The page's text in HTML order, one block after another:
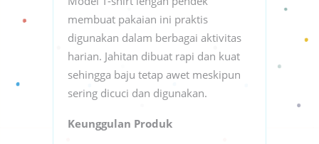
membuat pakaian ini praktis
digunakan dalam berbagai aktivitas
harian. Jahitan dibuat rapi dan kuat
sehingga baju tetap awet meskipun
sering dicuci dan digunakan.
Keunggulan Produk